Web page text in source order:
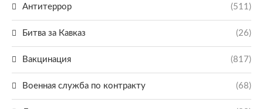
Антитеррор (511)
Битва за Кавказ (26)
Вакцинация (817)
Военная служба по контракту (68)